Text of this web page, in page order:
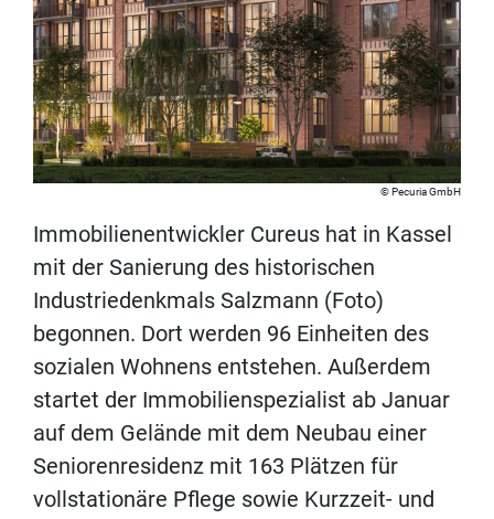
Pecuria GmbH
Immobilienentwickler Cureus hat in Kassel
mit der Sanierung des historischen
Industriedenkmals Salzmann (Foto)
begonnen. Dort werden 96 Einheiten des
sozialen Wohnens entstehen. Außerdem
startet der Immobilienspezialist ab Januar
auf dem Gelände mit dem Neubau einer
Seniorenresidenz mit 163 Plätzen für
vollstationäre Pflege sowie Kurzzeit- und